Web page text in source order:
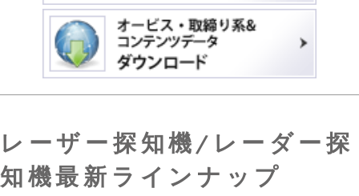
レーザー探知機/レーダー探
知機最新ラインナップ